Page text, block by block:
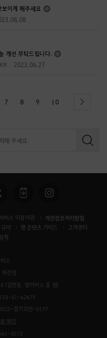
이게 해주세요
개선 부탁드립니다.
2023.06.27
7 8 9 10 next
검
비스 이용약관 개인정보처리방침
약 팬 콘텐츠 가이드
고객센터
책
스
허진영
(갈현동, 펄어비스 홈 원)
138-81-62479
경기과천-0177
확인
8572